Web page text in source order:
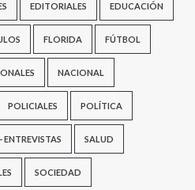
EDITORIALES EDUCACIÓN
FLORIDA FÚTBOL
NACIONAL
POLICIALES POLÍTICA
ENTREVISTAS SALUD
SOCIEDAD